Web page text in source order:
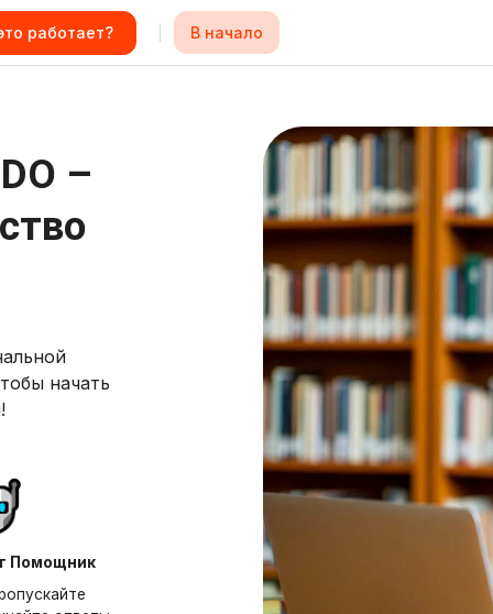
работает? В начало
–
начать
Помощник